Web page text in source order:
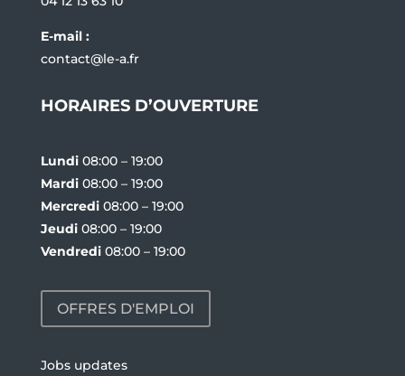
E-mail :
contact@le-a.fr
HORAIRES D’OUVERTURE
Lundi08:00 – 19:00
Mardi08:00 – 19:00
Mercredi08:00 – 19:00
Jeudi08:00 – 19:00
Vendredi08:00 – 19:00
OFFRES D'EMPLOI
Jobs updates